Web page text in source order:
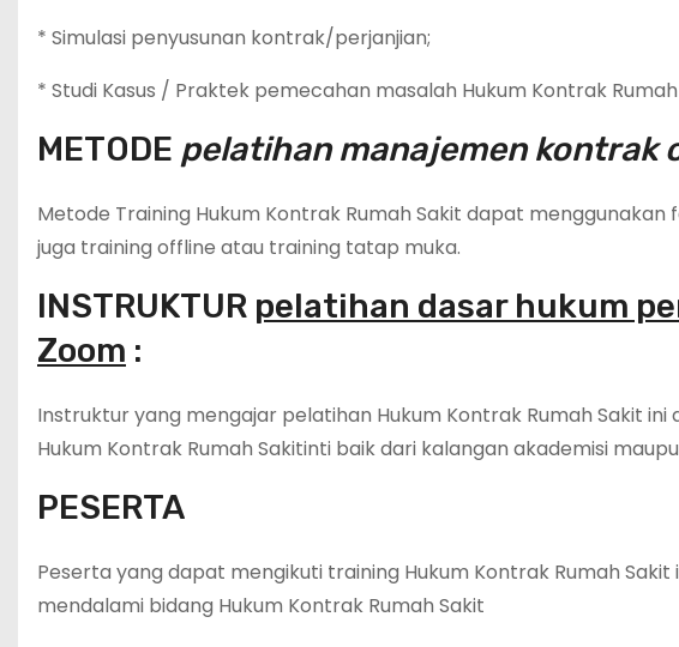
* Simulasi penyusunan kontrak/perjanjian;
* Studi Kasus / Praktek pemecahan masalah Hukum Kontrak
METODE pelatihan manajemen kontrak
Metode Training Hukum Kontrak Rumah Sakit dapat
juga training offline atau training tatap muka.
INSTRUKTUR pelatihan dasar hukum
Zoom :
Instruktur yang mengajar pelatihan Hukum Kontrak Rumah Sakit
Hukum Kontrak Rumah Sakitinti baik dari kalangan akademisi
PESERTA
Peserta yang dapat mengikuti training Hukum Kontrak Rumah
mendalami bidang Hukum Kontrak Rumah Sakit